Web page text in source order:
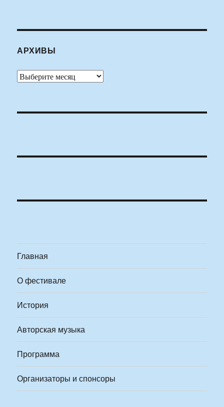
АРХИВЫ
Архивы
Главная
О фестивале
История
Авторская музыка
Программа
Организаторы и спонсоры